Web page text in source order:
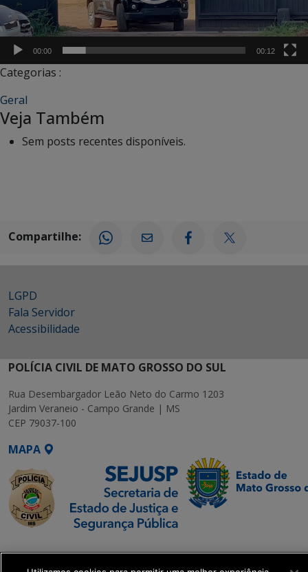
00:00 00:12
Categorias :
Geral
Veja Também
Sem posts recentes disponíveis.
Compartilhe:
LGPD
Fala Servidor
Acessibilidade
POLÍCIA CIVIL DE MATO GROSSO DO SUL
Rua Desembargador Leão Neto do Carmo 1203
Jardim Veraneio - Campo Grande | MS
CEP 79037-100
MAPA